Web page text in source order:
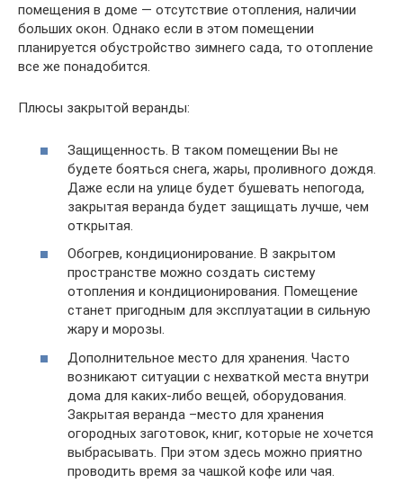
помещения в доме — отсутствие отопления, наличии
больших окон. Однако если в этом помещении
планируется обустройство зимнего сада, то отопление
все же понадобится.
Плюсы закрытой веранды:
Защищенность. В таком помещении Вы не
будете бояться снега, жары, проливного дождя.
Даже если на улице будет бушевать непогода,
закрытая веранда будет защищать лучше, чем
открытая.
Обогрев, кондиционирование. В закрытом
пространстве можно создать систему
отопления и кондиционирования. Помещение
станет пригодным для эксплуатации в сильную
жару и морозы.
Дополнительное место для хранения. Часто
возникают ситуации с нехваткой места внутри
дома для каких-либо вещей, оборудования.
Закрытая веранда –место для хранения
огородных заготовок, книг, которые не хочется
выбрасывать. При этом здесь можно приятно
проводить время за чашкой кофе или чая.